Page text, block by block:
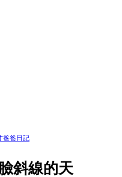
爸爸日記
斜線的天